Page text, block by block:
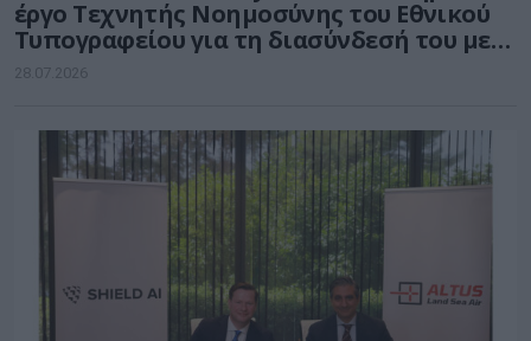
έργο Τεχνητής Νοημοσύνης του Εθνικού
Τυπογραφείου για τη διασύνδεσή του με
δημόσιους φορείς
28.07.2026